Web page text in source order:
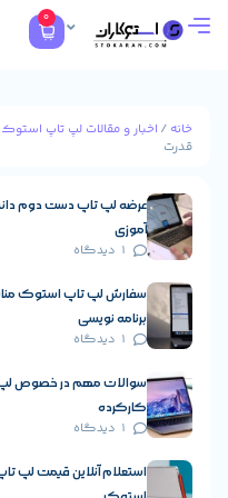
و مقالات لپ تاپ استوک
لپ تاپ دست دوم دانش
لپ تاپ استوک مناسب
نویسی
مهم در خصوص لپ تاپ
آنلاین قیمت لپ تاپ
ما
کنید